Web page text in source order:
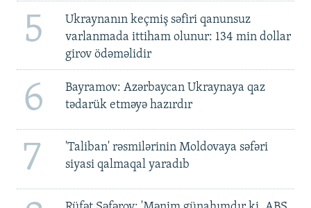
5
Ukraynanın keçmiş səfiri qanunsuz
varlanmada ittiham olunur: 134 min dollar
girov ödəməlidir
6
Bayramov: Azərbaycan Ukraynaya qaz
tədarük etməyə hazırdır
7
'Taliban' rəsmilərinin Moldovaya səfəri
siyasi qalmaqal yaradıb